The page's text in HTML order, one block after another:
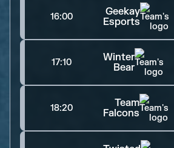
16:00
Geekay
Esports
17:10
Winter
Bear
18:20
Team
Falcons